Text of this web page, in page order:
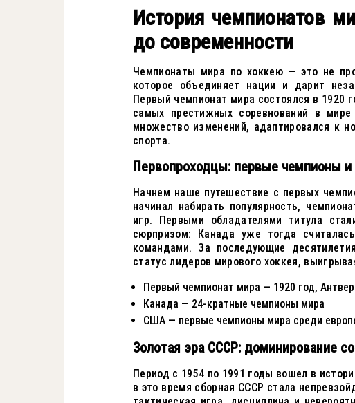
История чемпионатов
до современности
Чемпионаты мира по хоккею — это не
которое объединяет нации и дарит
Первый чемпионат мира состоялся в 1920
самых престижных соревнований в
множество изменений, адаптировался к
спорта.
Первопроходцы: первые чемпионы
Начнем наше путешествие с первых
начинал набирать популярность,
игр. Первыми обладателями титула
сюрпризом: Канада уже тогда
командами. За последующие
статус лидеров мирового хоккея,
Первый чемпионат мира — 1920 год,
Канада — 24-кратные чемпионы мира
США — первые чемпионы мира среди
Золотая эра СССР: доминирование
Период с 1954 по 1991 годы вошел в
в это время сборная СССР стала